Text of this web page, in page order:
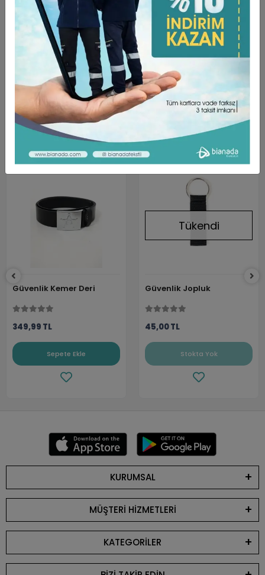
Taksit Seçenekleri Yorumlar
Bianada olarak sizlere her daim kaliteli ve kullanışlı ürünler
sunmaya devam ediyoruz. Satışta olan Güvenlik Jop ürünü
de bu kriterler dikkate alınarak hazırlanmış ve sizlerin
beğenisine sunulmuştur.
Benzer Ürünler
Güvenlik Kemer Deri
349,99 TL
Sepete Ekle
Tükendi
Güvenlik Jopluk
45,00 TL
Stokta Yok
KURUMSAL
MÜŞTERİ HİZMETLERİ
KATEGORİLER